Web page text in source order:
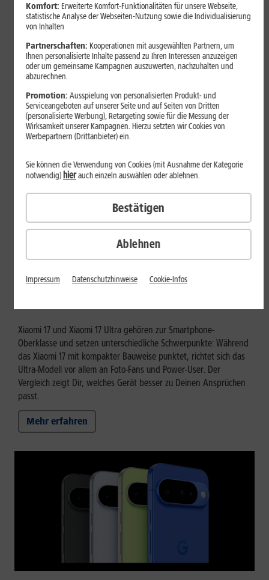
Kompakteres Format, neuer Chip, größerer Akku: Das Galaxy Z
Fold8 setzt andere Schwerpunkte als sein Vorgänger. Wir
zeigen, was Samsung verändert hat, welche Neuerungen im
Alltag zählen und wo das Fold7 Vorteile behält.
Mehr erfahren
Tests & Vergleiche
Xiaomi 17 vs. Xiaomi 17 Ultra: Für
Xiaomi 17 und Xiaomi 17 Ultra gehören zur Smartphone-
Oberklasse und setzen unterschiedliche Schwerpunkte: Während
das Xiaomi 17 mit kompakter Bauweise punktet, richtet sich das
Ultra-Modell vor allem an Foto-Fans und Power-User. Der
Vergleich zeigt Dir, welches Gerät besser zu Deinen Ansprüchen
passt.
Mehr erfahren
Komfort: Erweiterte Komfort-Funktionalitäten für unsere Webseite,
statistische Analyse der Webseiten-Nutzung sowie die Individualisierung
von Inhalten
Partnerschaften: Kooperationen mit ausgewählten Partnern, um
Ihnen personalisierte Inhalte passend zu Ihren Interessen anzuzeigen
oder um gemeinsame Kampagnen auszuwerten, nachzuhalten und
abzurechnen.
Promotion: Ausspielung von personalisierten Produkt- und
Serviceangeboten auf unserer Seite und auf Seiten von Dritten
(personalisierte Werbung), Retargeting sowie für die Messung der
Wirksamkeit unserer Kampagnen. Hierzu setzten wir Cookies von
Werbepartnern (Drittanbieter) ein.
Ablehnen
Sie können die Verwendung von Cookies (mit Ausnahme der Kategorie
notwendig) hierauch einzeln auswählen oder ablehnen.
Bestätigen
Impressum Datenschutzhinweise Cookie-Infos